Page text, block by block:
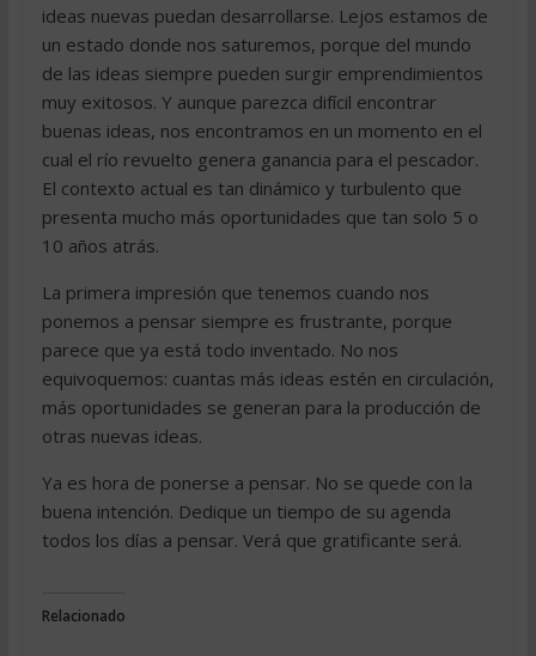
ideas nuevas puedan desarrollarse. Lejos estamos de
un estado donde nos saturemos, porque del mundo
de las ideas siempre pueden surgir emprendimientos
muy exitosos. Y aunque parezca difícil encontrar
buenas ideas, nos encontramos en un momento en el
cual el río revuelto genera ganancia para el pescador.
El contexto actual es tan dinámico y turbulento que
presenta mucho más oportunidades que tan solo 5 o
10 años atrás.
La primera impresión que tenemos cuando nos
ponemos a pensar siempre es frustrante, porque
parece que ya está todo inventado. No nos
equivoquemos: cuantas más ideas estén en circulación,
más oportunidades se generan para la producción de
otras nuevas ideas.
Ya es hora de ponerse a pensar. No se quede con la
buena intención. Dedique un tiempo de su agenda
todos los días a pensar. Verá que gratificante será.
Relacionado